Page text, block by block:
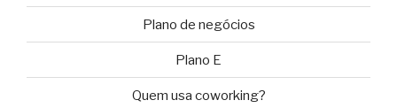
Plano de negócios
Plano E
Quem usa coworking?